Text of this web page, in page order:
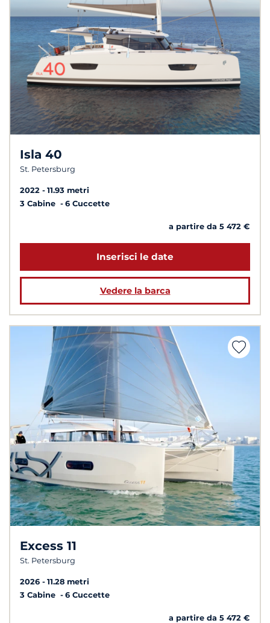
Isla 40
St. Petersburg
2022
11.93 metri
3 Cabine
6 Cuccette
a partire da 5 472 €
Inserisci le date
Vedere la barca
Excess 11
St. Petersburg
2026
11.28 metri
3 Cabine
6 Cuccette
a partire da 5 472 €